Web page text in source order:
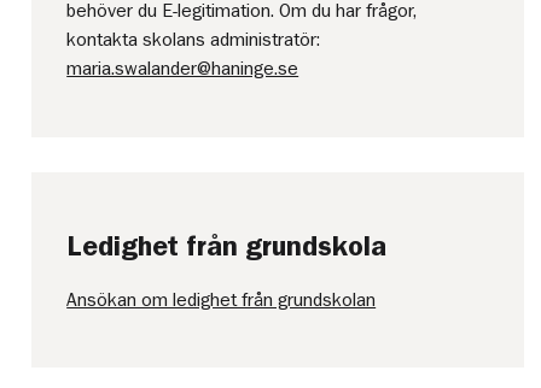
behöver du E-legitimation. Om du har frågor,
kontakta skolans administratör:
maria.swalander@haninge.se
Ledighet från grundskola
Ansökan om ledighet från grundskolan